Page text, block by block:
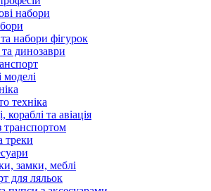
набори
набори фігурок
динозаври
моделі
техніка
кораблі та авіація
транспортом
треки
замки, меблі
для ляльок